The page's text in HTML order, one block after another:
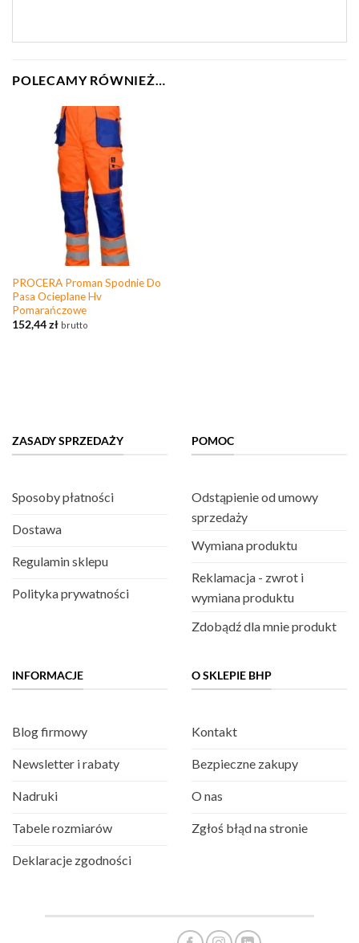
POLECAMY RÓWNIEŻ…
PROCERA Proman Spodnie Do
Pasa Ocieplane Hv
Pomarańczowe
152,44zł brutto
ZASADY SPRZEDAŻY
Sposoby płatności
Dostawa
Regulamin sklepu
Polityka prywatności
POMOC
Odstąpienie od umowy
sprzedaży
Wymiana produktu
Reklamacja - zwrot i
wymiana produktu
Zdobądź dla mnie produkt
INFORMACJE
Blog firmowy
Newsletter i rabaty
Nadruki
Tabele rozmiarów
Deklaracje zgodności
O SKLEPIE BHP
Kontakt
Bezpieczne zakupy
O nas
Zgłoś błąd na stronie